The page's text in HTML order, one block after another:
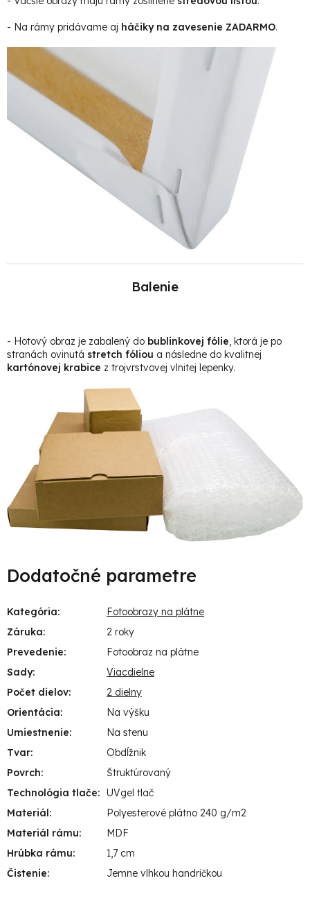
- Na rámy pridávame aj háčiky na zavesenie ZADARMO.
Balenie
- Hotový obraz je zabalený do bublinkovej fólie , ktorá je po
stranách ovinutá stretch fóliou a následne do kvalitnej
kartónovej krabice z trojvrstvovej vlnitej lepenky.
Dodatočné parametre
Kategória:
Fotoobrazy na plátne
Záruka:
2 roky
Prevedenie:
Fotoobraz na plátne
Sady:
Viacdielne
Počet dielov:
2 dielny
Orientácia:
Na výšku
Umiestnenie:
Na stenu
Tvar:
Obdĺžnik
Povrch:
Štruktúrovaný
Technológia tlače: UVgel tlač
Materiál:
Polyesterové plátno 240 g/m2
Materiál rámu:
MDF
Hrúbka rámu:
1,7 cm
Čistenie: Jemne vlhkou handričkou